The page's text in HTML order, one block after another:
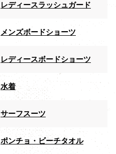
レディースラッシュガード
メンズボードショーツ
レディースボードショーツ
水着
サーフスーツ
ポンチョ・ビーチタオル